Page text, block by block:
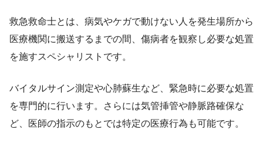
救急救命士とは、病気やケガで動けない人を発生場所から
医療機関に搬送するまでの間、傷病者を観察し必要な処置
を施すスペシャリストです。
バイタルサイン測定や心肺蘇生など、緊急時に必要な処置
を専門的に行います。さらには気管挿管や静脈路確保な
ど、医師の指示のもとでは特定の医療行為も可能です。